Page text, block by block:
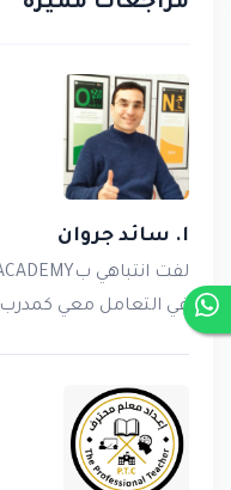
ا. سائد جروان
في التعامل معي كمدرب